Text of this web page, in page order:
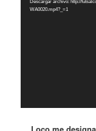
vídeo
Descargar archivo: http://
WA0020.mp4?_=1